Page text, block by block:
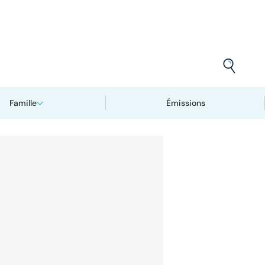
Famille Émissions